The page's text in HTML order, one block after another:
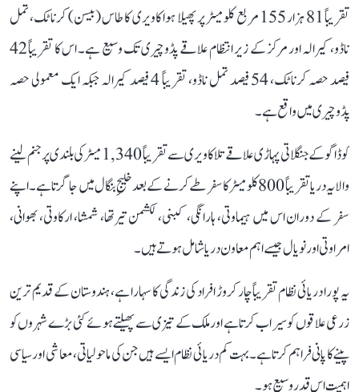
تقریباً 81 ہزار 155 مربع کلومیٹر پر پھیلا ہوا کاویری کا طاس (بیسن) کرناٹک، تمل
ناڈو، کیرالہ اور مرکز کے زیر انتظام علاقے پڈوچیری تک وسیع ہے۔ اس کا تقریباً 42
فیصد حصہ کرناٹک، 54 فیصد تمل ناڈو، تقریباً 4 فیصد کیرالہ جبکہ ایک معمولی حصہ
پڈوچیری میں واقع ہے۔
کوڈاگو کے جنگلاتی پہاڑی علاقے تلاکاویری سے تقریباً 1,340 میٹر کی بلندی پر جنم لینے
والا یہ دریا تقریباً 800 کلومیٹر کا سفر طے کرنے کے بعد خلیجِ بنگال میں جا گرتا ہے۔ اپنے
سفر کے دوران اس میں ہیماوتی، ہارانگی، کبنی، لکشمن تیرتھا، شمشا، ارکاوتی، بھوانی،
امراوتی اور نویال جیسے اہم معاون دریا شامل ہوتے ہیں۔
یہ پورا دریائی نظام تقریباً چار کروڑ افراد کی زندگی کا سہارا ہے، ہندوستان کے قدیم ترین
زرعی علاقوں کو سیراب کرتا ہے اور ملک کے تیزی سے پھیلتے ہوئے کئی بڑے شہروں کو
پینے کا پانی فراہم کرتا ہے۔ بہت کم دریائی نظام ایسے ہیں جن کی ماحولیاتی، معاشی اور سیاسی
اہمیت اس قدر وسیع ہو۔